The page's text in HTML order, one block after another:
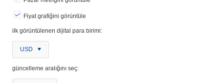
Fiyat grafiğini görüntüle
ilk görüntülenen dijital para birimi:
USD
güncelleme aralığını seç: